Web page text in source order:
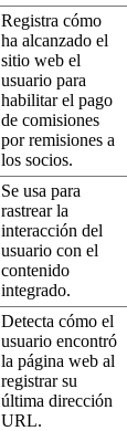
Registra cómo
ha alcanzado el
sitio web el
usuario para
habilitar el pago
de comisiones
por remisiones a
los socios.
Se usa para
rastrear la
interacción del
usuario con el
contenido
integrado.
Detecta cómo el
usuario encontró
la página web al
registrar su
última dirección
URL.